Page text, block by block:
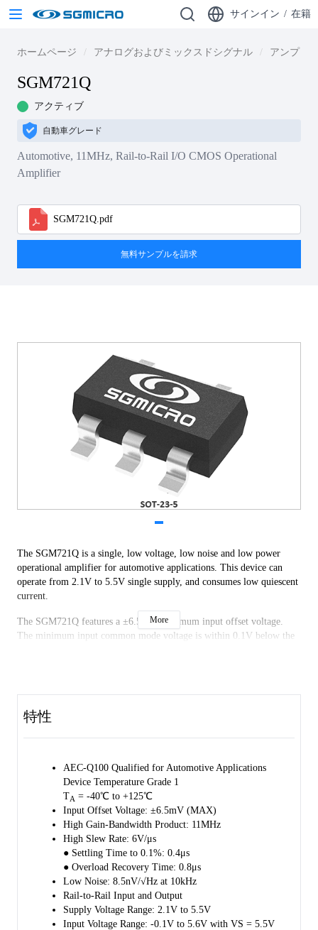
サインイン / 在籍
ホームページ アナログおよびミックスドシグナル アンプ
SGM721Q
アクティブ
自動車グレード
Automotive, 11MHz, Rail-to-Rail I/O CMOS Operational
Amplifier
SGM721Q.pdf
無料サンプルを請求
The SGM721Q is a single, low voltage, low noise and low power
operational amplifier for automotive applications. This device can
operate from 2.1V to 5.5V single supply, and consumes low quiescent
current.
The SGM721Q features a ±6.5mV maximum input offset voltage.
The minimum input common mode voltage is within 0.1V below the
appropriate for various applications.
The device is AEC-Q100 qualified (Automotive Electronics Council
The SGM721Q is available in a Green SOT-23-5 package. It operates
over an ambient temperature range of -40℃ to +125℃.
More
特性
AEC-Q100 Qualified for Automotive Applications
Device Temperature Grade 1
TA = -40℃ to +125℃
Input Offset Voltage: ±6.5mV (MAX)
High Gain-Bandwidth Product: 11MHz
High Slew Rate: 6V/μs
● Settling Time to 0.1%: 0.4μs
● Overload Recovery Time: 0.8μs
Low Noise: 8.5nV/√Hz at 10kHz
Rail-to-Rail Input and Output
Supply Voltage Range: 2.1V to 5.5V
Input Voltage Range: -0.1V to 5.6V with VS = 5.5V